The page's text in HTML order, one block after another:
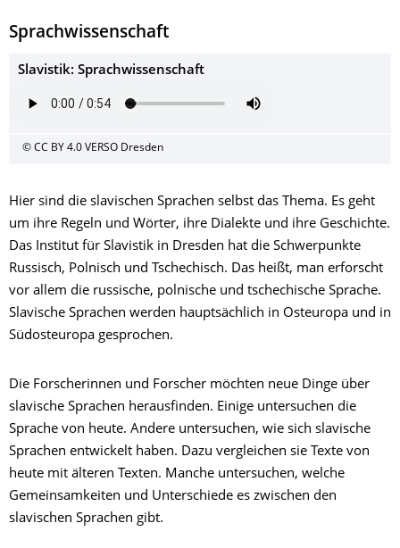
Sprachwissenschaft
Slavistik: Sprachwissenschaft
© CC BY 4.0 VERSO Dresden
Hier sind die slavischen Sprachen selbst das Thema. Es geht
um ihre Regeln und Wörter, ihre Dialekte und ihre Geschichte.
Das Institut für Slavistik in Dresden hat die Schwerpunkte
Russisch, Polnisch und Tschechisch. Das heißt, man erforscht
vor allem die russische, polnische und tschechische Sprache.
Slavische Sprachen werden hauptsächlich in Osteuropa und in
Südosteuropa gesprochen.
Die Forscherinnen und Forscher möchten neue Dinge über
slavische Sprachen herausfinden. Einige untersuchen die
Sprache von heute. Andere untersuchen, wie sich slavische
Sprachen entwickelt haben. Dazu vergleichen sie Texte von
heute mit älteren Texten. Manche untersuchen, welche
Gemeinsamkeiten und Unterschiede es zwischen den
slavischen Sprachen gibt.